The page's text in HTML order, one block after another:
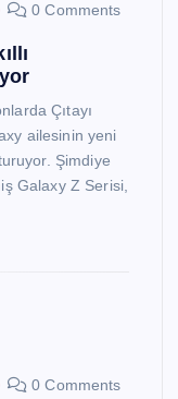
0 Comments
Çıtayı
ailesinin yeni
Şimdiye
Galaxy Z Serisi,
0 Comments